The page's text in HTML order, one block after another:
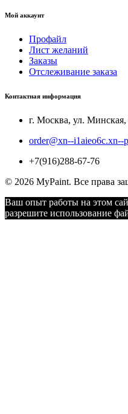
Мой аккаунт
Профайл
Лист желаний
Заказы
Отслеживание заказа
Контактная информация
г. Москва, ул. Минская,
order@xn--i1aieo6c.xn--
+7(916)288-67-76
© 2026 MyPaint. Все права
Ваш опыт работы на этом
разрешите использование